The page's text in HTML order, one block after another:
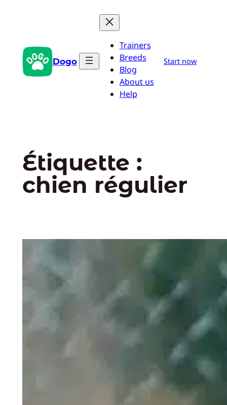
Dogo
Trainers
Breeds
Blog
About us
Help
Start now
Étiquette :
chien régulier